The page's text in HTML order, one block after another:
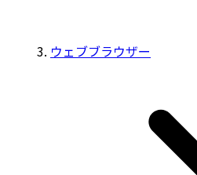
ウェブブラウザー